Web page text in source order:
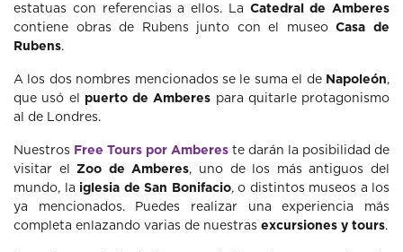
estatuas con referencias a ellos. La Catedral de Amberes
contiene obras de Rubens junto con el museoCasa de
Rubens.
A los dos nombres mencionados se le suma el de Napoleón,
que usó el puerto de Amberes para quitarle protagonismo
al de Londres.
Nuestros Free Tours por Amberes te darán la posibilidad de
visitar elZoo de Amberes, uno de los más antiguos del
mundo, la iglesia de San Bonifacio, o distintos museos a los
ya mencionados. Puedes realizar una experiencia más
completa enlazando varias de nuestras excursiones y tours.